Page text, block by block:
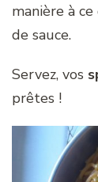
manière à
de sauce.
Servez, vos
prêtes !